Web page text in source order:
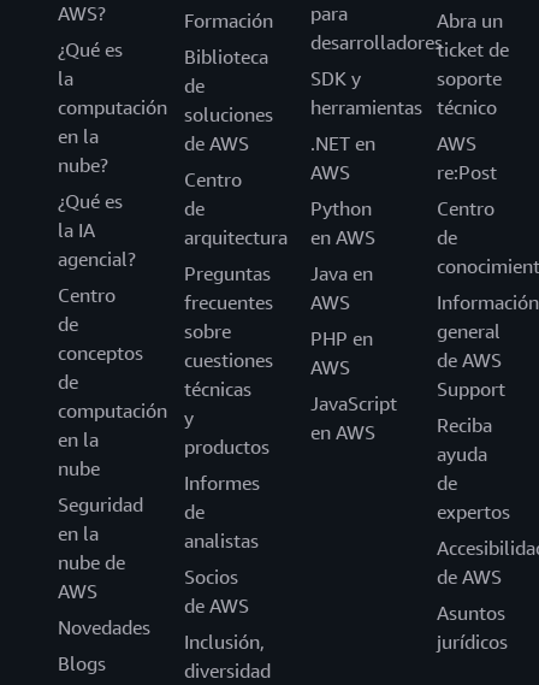
AWS?
¿Qué es
la
computación
en la
nube?
¿Qué es
la IA
agencial?
Centro
de
conceptos
de
computación
en la
nube
Seguridad
en la
nube de
AWS
Novedades
Blogs
Formación
Biblioteca
de
soluciones
de AWS
Centro
de
arquitectura
Preguntas
frecuentes
sobre
cuestiones
técnicas
y
productos
Informes
de
analistas
Socios
de AWS
Inclusión,
diversidad
para
desarrolladores
SDK y
herramientas
.NET en
AWS
Python
en AWS
Java en
AWS
PHP en
AWS
JavaScript
en AWS
Abra un
ticket de
soporte
técnico
AWS
re:Post
Centro
de
Información
general
de AWS
Support
Reciba
ayuda
de
expertos
de AWS
Asuntos
jurídicos